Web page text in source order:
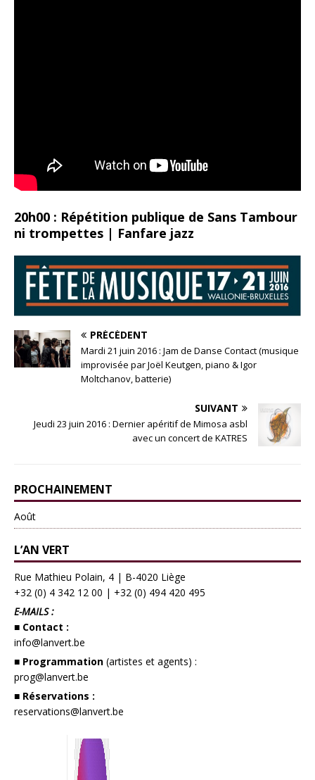
20h00 : Répétition publique de Sans Tambour
ni trompettes | Fanfare jazz
PRÉCÉDENT
Mardi 21 juin 2016 : Jam de Danse Contact (musique
improvisée par Joël Keutgen, piano & Igor
Moltchanov, batterie)
SUIVANT
Jeudi 23 juin 2016 : Dernier apéritif de Mimosa asbl
avec un concert de KATRES
PROCHAINEMENT
Août
L’AN VERT
Rue Mathieu Polain, 4 | B-4020 Liège
+32 (0) 4 342 12 00 | +32 (0) 494 420 495
E-MAILS :
■ Contact :
info@lanvert.be
■ Programmation (artistes et agents) :
prog@lanvert.be
■ Réservations :
reservations@lanvert.be